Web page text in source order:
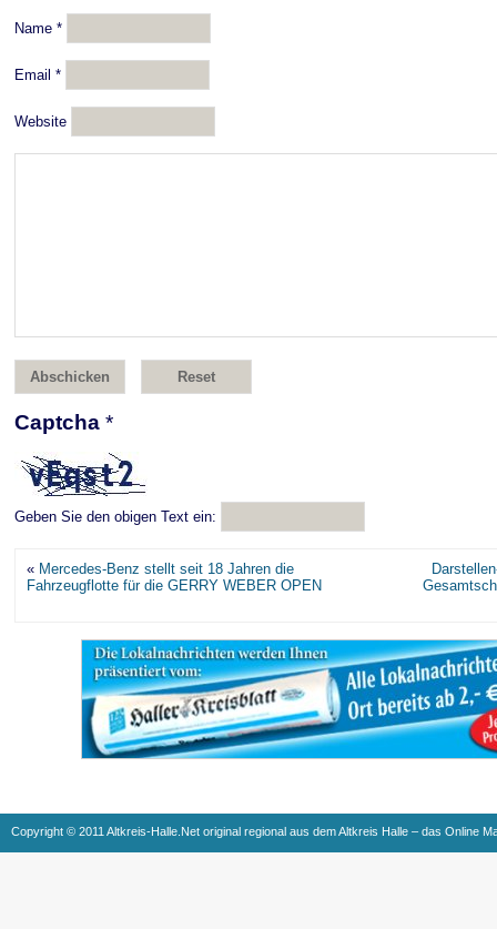
Name *
Email *
Website
Captcha *
Geben Sie den obigen Text ein:
« Mercedes-Benz stellt seit 18 Jahren die
Fahrzeugflotte für die GERRY WEBER OPEN
Copyright © 2011 Altkreis-Halle.Net original regional aus dem Altkreis Halle – das Online